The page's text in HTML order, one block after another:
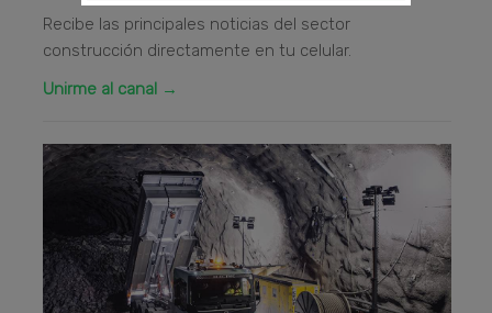
Recibe las principales noticias del sector
construcción directamente en tu celular.
Unirme al canal →